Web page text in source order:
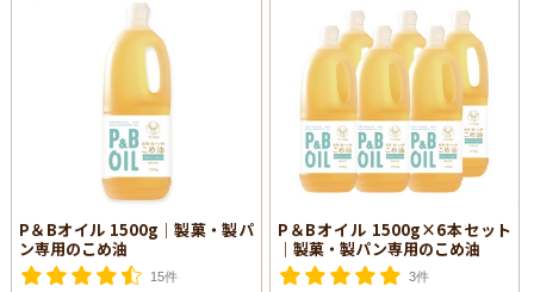
P＆Bオイル 1500g│製菓・製パ
ン専用のこめ油
15件
P＆Bオイル 1500g×6本セット
│製菓・製パン専用のこめ油
3件